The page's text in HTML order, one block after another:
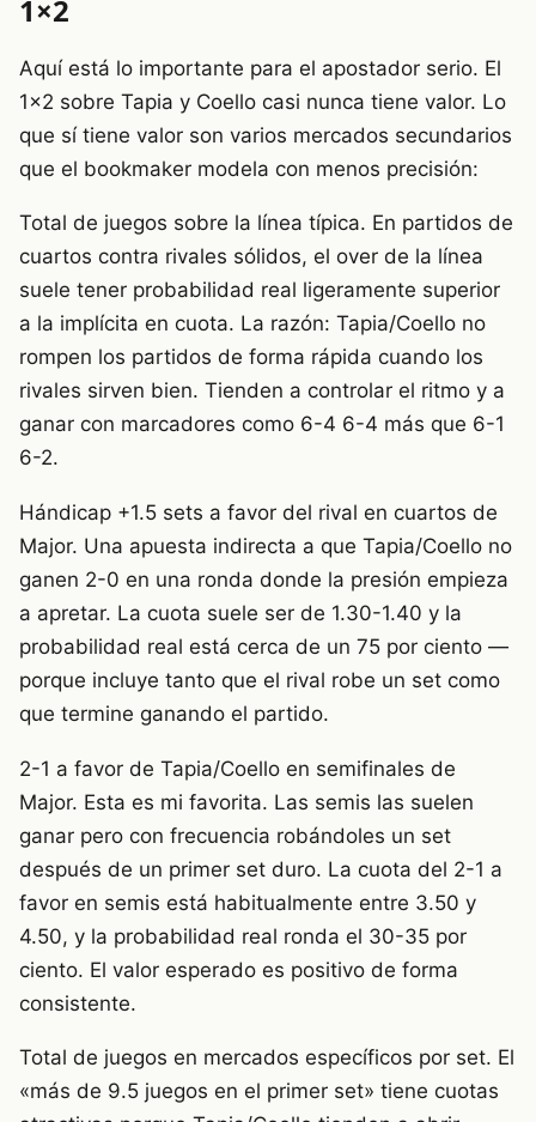
1×2
Aquí está lo importante para el apostador serio. El
1×2 sobre Tapia y Coello casi nunca tiene valor. Lo
que sí tiene valor son varios mercados secundarios
que el bookmaker modela con menos precisión:
Total de juegos sobre la línea típica. En partidos de
cuartos contra rivales sólidos, el over de la línea
suele tener probabilidad real ligeramente superior
a la implícita en cuota. La razón: Tapia/Coello no
rompen los partidos de forma rápida cuando los
rivales sirven bien. Tienden a controlar el ritmo y a
ganar con marcadores como 6-4 6-4 más que 6-1
6-2.
Hándicap +1.5 sets a favor del rival en cuartos de
Major. Una apuesta indirecta a que Tapia/Coello no
ganen 2-0 en una ronda donde la presión empieza
a apretar. La cuota suele ser de 1.30-1.40 y la
probabilidad real está cerca de un 75 por ciento —
porque incluye tanto que el rival robe un set como
que termine ganando el partido.
2-1 a favor de Tapia/Coello en semifinales de
Major. Esta es mi favorita. Las semis las suelen
ganar pero con frecuencia robándoles un set
después de un primer set duro. La cuota del 2-1 a
favor en semis está habitualmente entre 3.50 y
4.50, y la probabilidad real ronda el 30-35 por
ciento. El valor esperado es positivo de forma
consistente.
Total de juegos en mercados específicos por set. El
«más de 9.5 juegos en el primer set» tiene cuotas